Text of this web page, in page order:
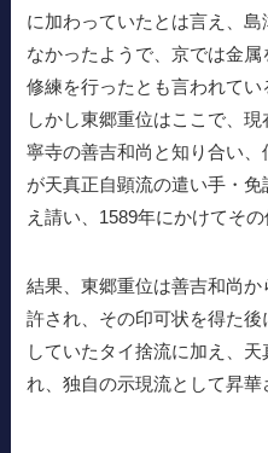
に加わっていたとは言え、
なかったようで、京では金
修練を行ったとも言われてい
しかし東郷重位はここで、
寧寺の善吉和尚と知り合い
が天真正自顕流の遣い手・
え請い、1589年にかけてその
結果、東郷重位は善吉和尚
許され、その印可状を得た
していたタイ捨流に加え、
れ、独自の示現流として昇華